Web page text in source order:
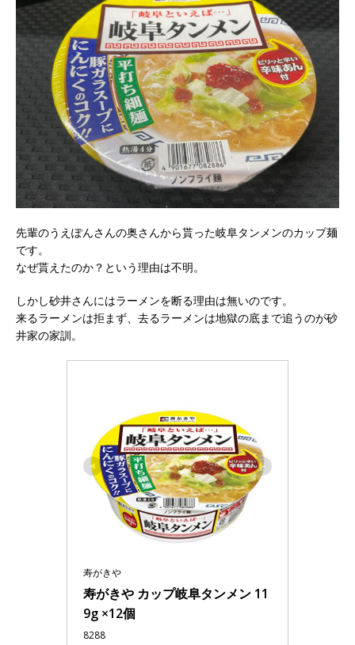
先輩のうえぽんさんの奥さんから貰った岐阜タンメンのカップ麺
です。
なぜ貰えたのか？という理由は不明。
しかし砂井さんにはラーメンを断る理由は無いのです。
来るラーメンは拒まず、去るラーメンは地獄の底まで追うのが砂
井家の家訓。
寿がきや
寿がきや カップ岐阜タンメン 11
9g ×12個
8288